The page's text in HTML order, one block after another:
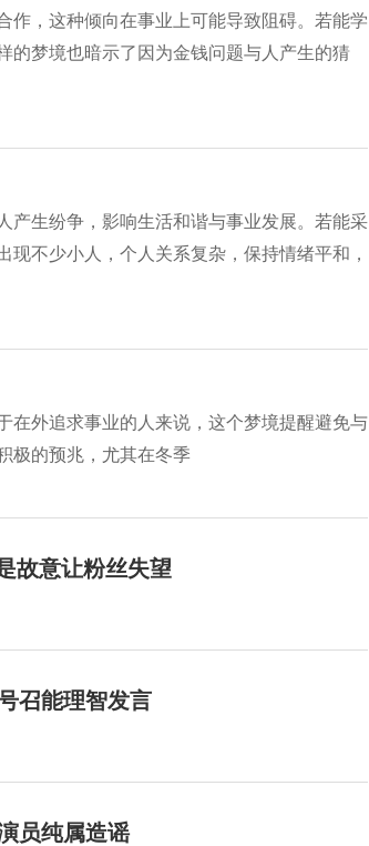
作，这种倾向在事业上可能导致阻碍。若能学
的梦境也暗示了因为金钱问题与人产生的猜
产生纷争，影响生活和谐与事业发展。若能采
不少小人，个人关系复杂，保持情绪平和，
在外追求事业的人来说，这个梦境提醒避免与
极的预兆，尤其在冬季
故意让粉丝失望
召能理智发言
员纯属造谣